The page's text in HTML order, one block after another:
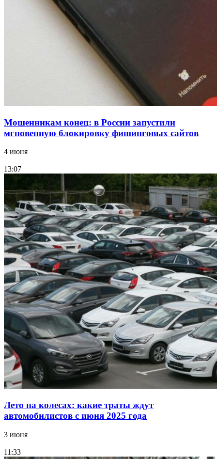
Сладкий праздник в Волгограде: в Центральном
парке прошёл фестиваль „Арбузный переполох“
Мошенникам конец: в России запустили
мгновенную блокировку фишинговых сайтов
4 июня
13:07
Лето на колесах: какие траты ждут
автомобилистов с июня 2025 года
3 июня
11:33